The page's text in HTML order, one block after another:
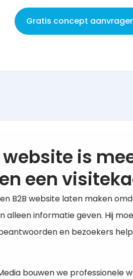
Gratis concept
website is
een
B2B website laten maken
alleen informatie geven. Hij
en bezoekers
bouwen we professionele